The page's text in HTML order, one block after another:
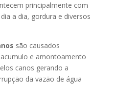
principalmente com
a dia, gordura e diversos
são causados
e amontoamento
canos gerando a
da vazão de água